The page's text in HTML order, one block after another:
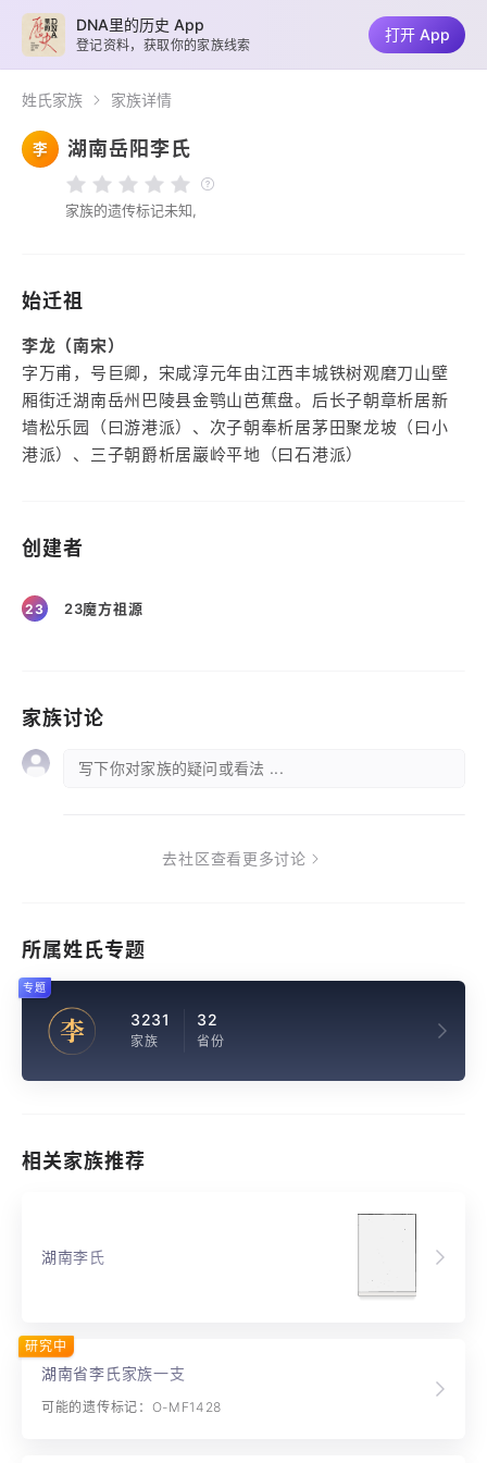
姓氏家族 家族详情
李 湖南岳阳李氏
家族的遗传标记未知,
始迁祖
李龙（南宋）
字万甫，号巨卿，宋咸淳元年由江西丰城铁树观磨刀山壁
厢街迁湖南岳州巴陵县金鹗山芭蕉盘。后长子朝章析居新
墙松乐园（曰游港派）、次子朝奉析居茅田聚龙坡（曰小
港派）、三子朝爵析居巖岭平地（曰石港派）
创建者
23 23魔方祖源
家族讨论
写下你对家族的疑问或看法 ...
去社区查看更多讨论
所属姓氏专题
李 3231
家族
32
省份
专题
相关家族推荐
湖南李氏
湖南省李氏家族一支
可能的遗传标记：O-MF1428
研究中
DNA里的历史 App
登记资料，获取你的家族线索
打开 App